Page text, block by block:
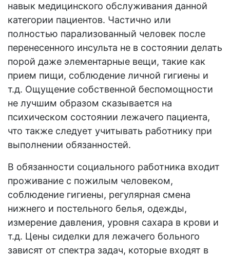
навык медицинского обслуживания данной
категории пациентов. Частично или
полностью парализованный человек после
перенесенного инсульта не в состоянии делать
порой даже элементарные вещи, такие как
прием пищи, соблюдение личной гигиены и
т.д. Ощущение собственной беспомощности
не лучшим образом сказывается на
психическом состоянии лежачего пациента,
что также следует учитывать работнику при
выполнении обязанностей.
В обязанности социального работника входит
проживание с пожилым человеком,
соблюдение гигиены, регулярная смена
нижнего и постельного белья, одежды,
измерение давления, уровня сахара в крови и
т.д. Цены сиделки для лежачего больного
зависят от спектра задач, которые входят в